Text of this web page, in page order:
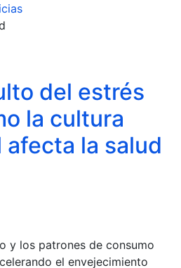
del estrés
la cultura
afecta la salud
y los patrones de consumo
el envejecimiento